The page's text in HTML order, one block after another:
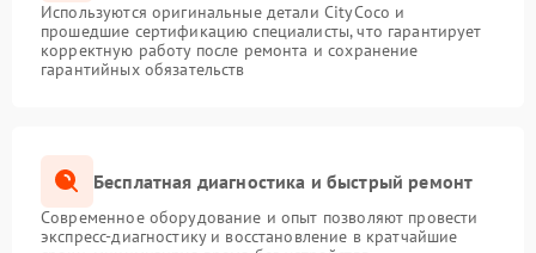
Используются оригинальные детали CityCoco и
прошедшие сертификацию специалисты, что гарантирует
корректную работу после ремонта и сохранение
гарантийных обязательств
Бесплатная диагностика и быстрый ремонт
Современное оборудование и опыт позволяют провести
экспресс-диагностику и восстановление в кратчайшие